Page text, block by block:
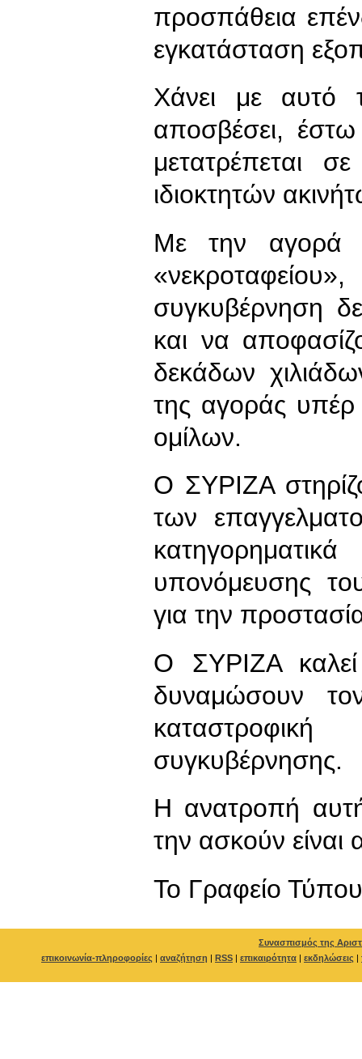
προσπάθεια
εγκατάσταση
Χάνει με αυτό
αποσβέσει,
μετατρέπεται
ιδιοκτητών
Με την αγορά
συγκυβέρνηση
και να
δεκάδων
της αγοράς
ομίλων.
Ο ΣΥΡΙΖΑ
των
υπονόμευσης
για την
Ο ΣΥΡΙΖΑ καλεί
δυναμώσουν
συγκυβέρνησης.
Η ανατροπή
την ασκούν
To Γραφείο Τύπου
Συνασπισμός της
επικοινωνία-πληροφορίες | αναζήτηση | RSS | επικαιρότητα | εκδηλώσεις |